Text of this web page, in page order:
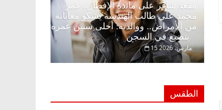
مقعد شاغر على مائدة
محمد علي طالب الهندسة يشكو
من الأمراض.. ووالدته: أحلى
بتضيع في السجن
15 مارس، 2026
الإفطار وبلكونة بلا زينة
فاروق خبير
حلم الحرية ولمة
الطقس